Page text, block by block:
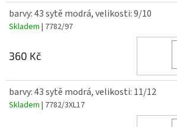
barvy: 43 sytě modrá, velikosti: 9/10
Skladem | 7782/97
360 Kč
barvy: 43 sytě modrá, velikosti: 11/12
Skladem | 7782/3XL17